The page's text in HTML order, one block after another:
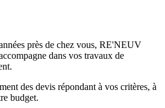
près de chez vous, RE'NEUV
dans vos travaux de
des devis répondant à vos critères, à
budget.